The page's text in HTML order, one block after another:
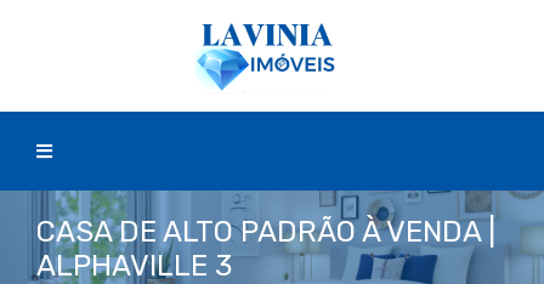
CASA DE ALTO PADRÃO À VENDA |
ALPHAVILLE 3